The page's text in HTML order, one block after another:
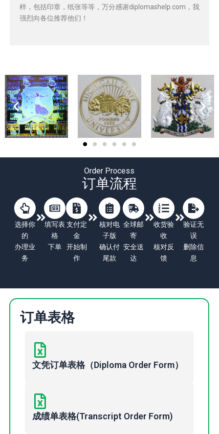
样，包括印章，纸张等等，万分感谢diplomashelp.com，我
强烈向各位推荐他们！
Order Process
订单流程
选择你
的
办理业
务
填写表
格
下单
支付定
金
开始制
作
核对电
子版
确认付
尾款
全球邮
寄
安全送
达
收货验
收
核对反
馈
验证无
误
删除信
息
订单表格
文凭订单表格（Diploma Order Form）
成绩单表格(Transcript Order Form)